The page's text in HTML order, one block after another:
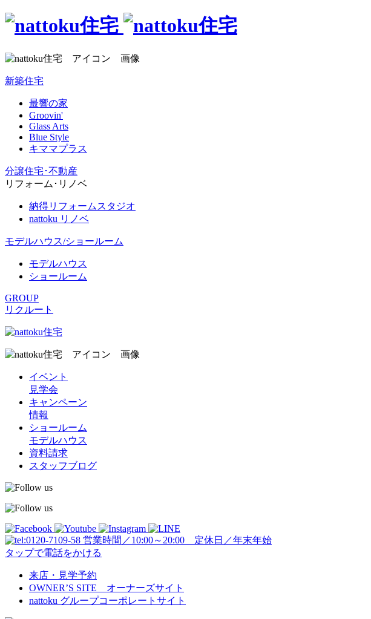
新築住宅
最響の家
Groovin'
Glass Arts
Blue Style
キママプラス
分譲住宅･不動産
リフォーム･リノベ
納得リフォームスタジオ
nattoku リノベ
モデルハウス/ショールーム
モデルハウス
ショールーム
GROUP
リクルート
イベント
見学会
キャンペーン
情報
ショールーム
モデルハウス
資料請求
スタッフブログ
営業時間／10:00～20:00 定休日／年末年始
タップで電話をかける
来店・見学予約
OWNER’S SITE オーナーズサイト
nattoku グループコーポレートサイト